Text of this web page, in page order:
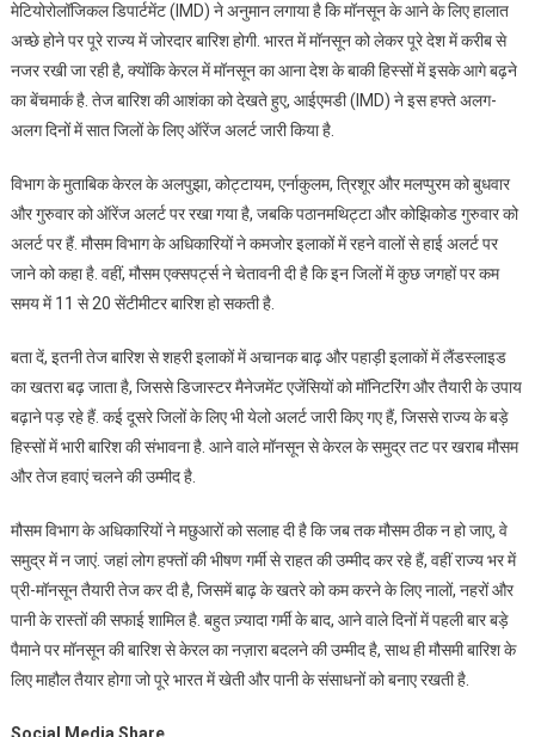
मेटियोरोलॉजिकल डिपार्टमेंट (IMD) ने अनुमान लगाया है कि मॉनसून के आने के लिए हालात
अच्छे होने पर पूरे राज्य में जोरदार बारिश होगी. भारत में मॉनसून को लेकर पूरे देश में करीब से
नजर रखी जा रही है, क्योंकि केरल में मॉनसून का आना देश के बाकी हिस्सों में इसके आगे बढ़ने
का बेंचमार्क है. तेज बारिश की आशंका को देखते हुए, आईएमडी (IMD) ने इस हफ्ते अलग-
अलग दिनों में सात जिलों के लिए ऑरेंज अलर्ट जारी किया है.
विभाग के मुताबिक केरल के अलपुझा, कोट्टायम, एर्नाकुलम, त्रिशूर और मलप्पुरम को बुधवार
और गुरुवार को ऑरेंज अलर्ट पर रखा गया है, जबकि पठानमथिट्टा और कोझिकोड गुरुवार को
अलर्ट पर हैं. मौसम विभाग के अधिकारियों ने कमजोर इलाकों में रहने वालों से हाई अलर्ट पर
जाने को कहा है. वहीं, मौसम एक्सपर्ट्स ने चेतावनी दी है कि इन जिलों में कुछ जगहों पर कम
समय में 11 से 20 सेंटीमीटर बारिश हो सकती है.
बता दें, इतनी तेज बारिश से शहरी इलाकों में अचानक बाढ़ और पहाड़ी इलाकों में लैंडस्लाइड
का खतरा बढ़ जाता है, जिससे डिजास्टर मैनेजमेंट एजेंसियों को मॉनिटरिंग और तैयारी के उपाय
बढ़ाने पड़ रहे हैं. कई दूसरे जिलों के लिए भी येलो अलर्ट जारी किए गए हैं, जिससे राज्य के बड़े
हिस्सों में भारी बारिश की संभावना है. आने वाले मॉनसून से केरल के समुद्र तट पर खराब मौसम
और तेज हवाएं चलने की उम्मीद है.
मौसम विभाग के अधिकारियों ने मछुआरों को सलाह दी है कि जब तक मौसम ठीक न हो जाए, वे
समुद्र में न जाएं. जहां लोग हफ्तों की भीषण गर्मी से राहत की उम्मीद कर रहे हैं, वहीं राज्य भर में
प्री-मॉनसून तैयारी तेज कर दी है, जिसमें बाढ़ के खतरे को कम करने के लिए नालों, नहरों और
पानी के रास्तों की सफाई शामिल है. बहुत ज़्यादा गर्मी के बाद, आने वाले दिनों में पहली बार बड़े
पैमाने पर मॉनसून की बारिश से केरल का नज़ारा बदलने की उम्मीद है, साथ ही मौसमी बारिश के
लिए माहौल तैयार होगा जो पूरे भारत में खेती और पानी के संसाधनों को बनाए रखती है.